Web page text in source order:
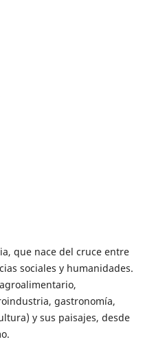
que nace del cruce entre
sociales y humanidades.
gastronomía,
y sus paisajes, desde